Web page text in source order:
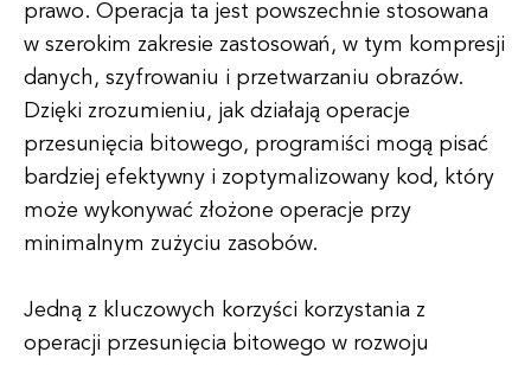
prawo. Operacja ta jest powszechnie stosowana
w szerokim zakresie zastosowań, w tym kompresji
danych, szyfrowaniu i przetwarzaniu obrazów.
Dzięki zrozumieniu, jak działają operacje
przesunięcia bitowego, programiści mogą pisać
bardziej efektywny i zoptymalizowany kod, który
może wykonywać złożone operacje przy
minimalnym zużyciu zasobów.
Jedną z kluczowych korzyści korzystania z
operacji przesunięcia bitowego w rozwoju